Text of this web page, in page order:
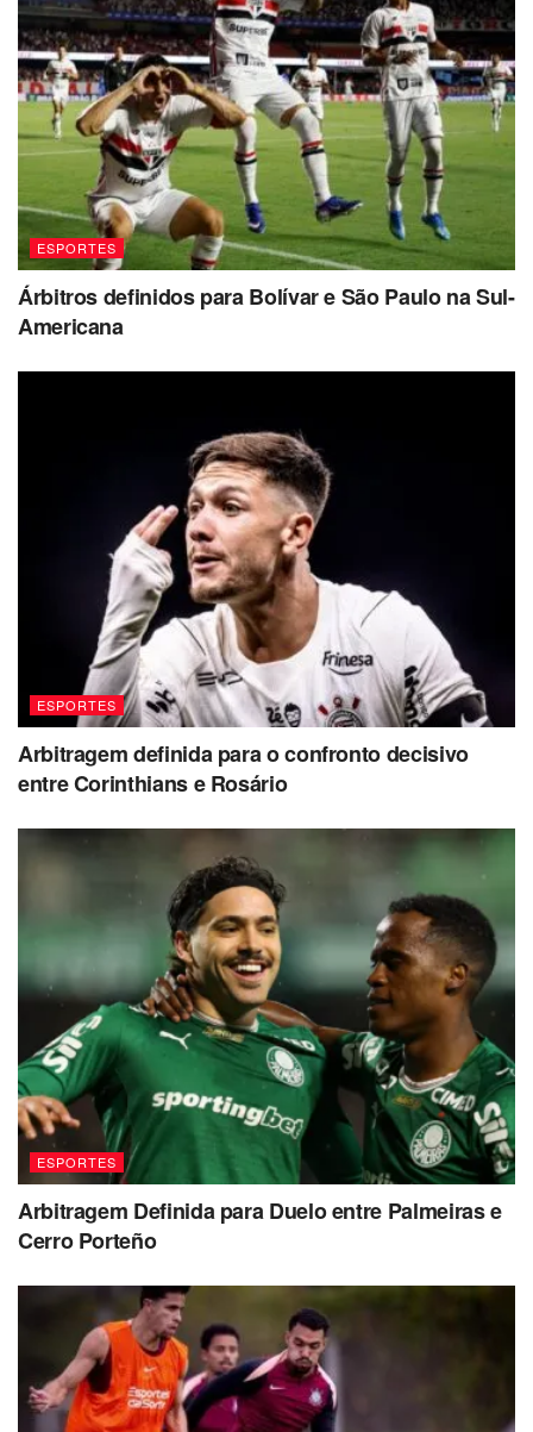
ESPORTES
Árbitros definidos para Bolívar e São Paulo na Sul-
Americana
ESPORTES
Arbitragem definida para o confronto decisivo
entre Corinthians e Rosário
ESPORTES
Arbitragem Definida para Duelo entre Palmeiras e
Cerro Porteño